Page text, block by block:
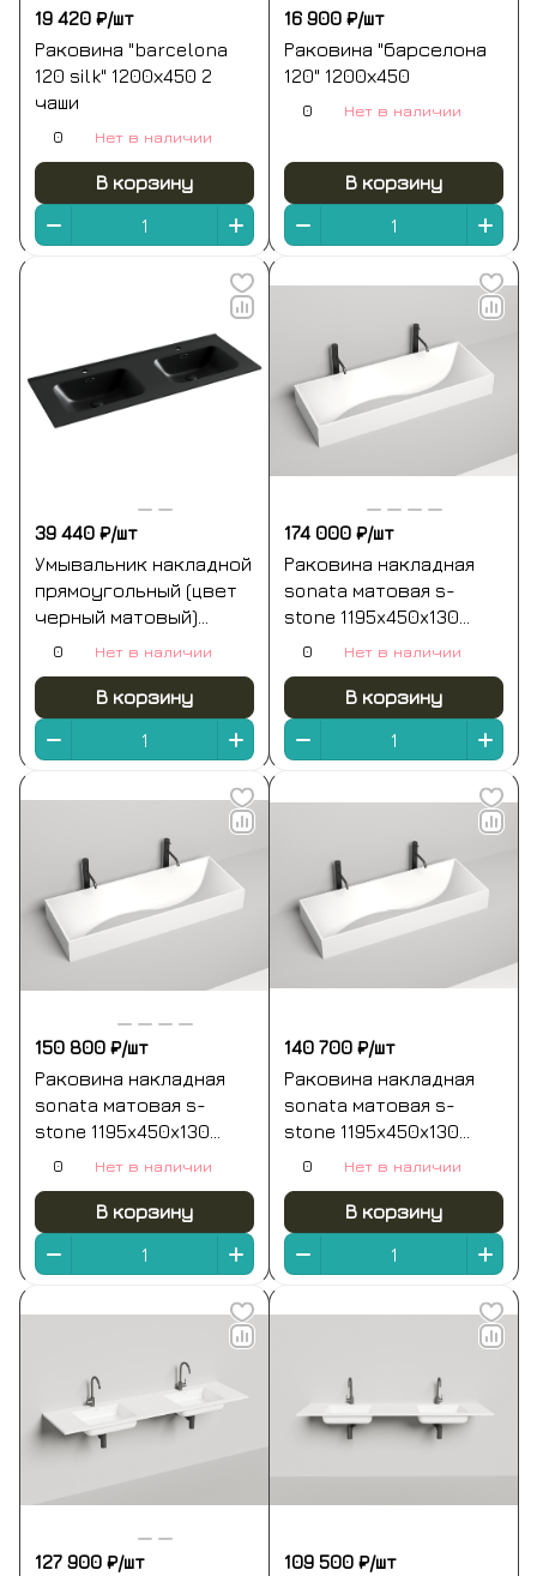
19 420 ₽/шт
Раковина "barcelona
120 silk" 1200х450 2
чаши
0 Нет в наличии
В корзину
16 900 ₽/шт
Раковина "барселона
120" 1200х450
0 Нет в наличии
В корзину
39 440 ₽/шт
Умывальник накладной
прямоугольный (цвет
черный матовый)
element
0 Нет в наличии
В корзину
174 000 ₽/шт
Раковина накладная
sonata матовая s-
stone 1195x450x130
цвет на выбор по ral
0 Нет в наличии
В корзину
150 800 ₽/шт
Раковина накладная
sonata матовая s-
stone 1195x450x130
белый внутри ral
0 Нет в наличии
В корзину
140 700 ₽/шт
Раковина накладная
sonata матовая s-
stone 1195x450x130
белый salini
0 Нет в наличии
В корзину
127 900 ₽/шт
109 500 ₽/шт